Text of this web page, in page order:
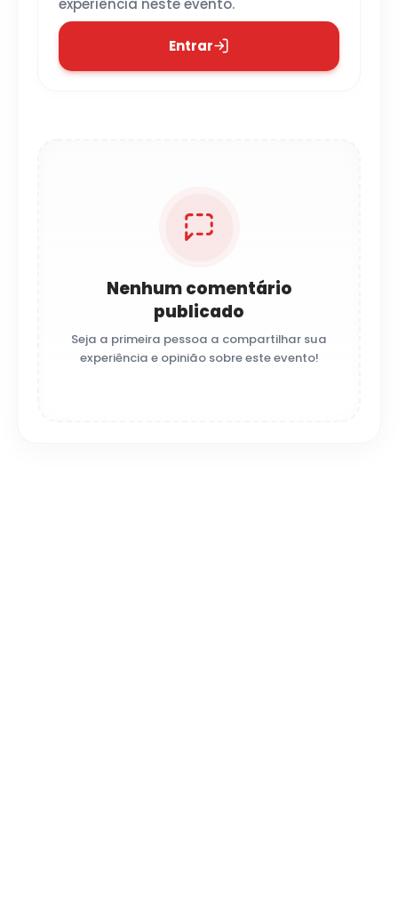
experiência neste evento.
Entrar
Nenhum comentário
publicado
Seja a primeira pessoa a compartilhar sua
experiência e opinião sobre este evento!